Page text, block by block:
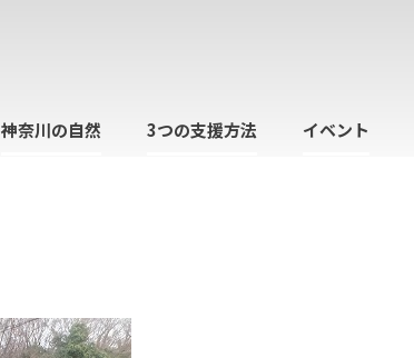
神奈川の自然 3つの支援方法 イベント